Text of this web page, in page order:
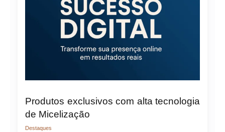
Produtos exclusivos com alta tecnologia
de Micelização
Destaques